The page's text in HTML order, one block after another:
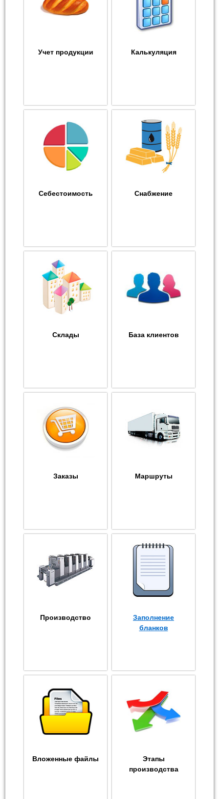
Учет продукции Калькуляция
Себестоимость Снабжение
Склады База клиентов
Заказы Маршруты
Производство
Заполнение
бланков
Вложенные файлы
Этапы
производства